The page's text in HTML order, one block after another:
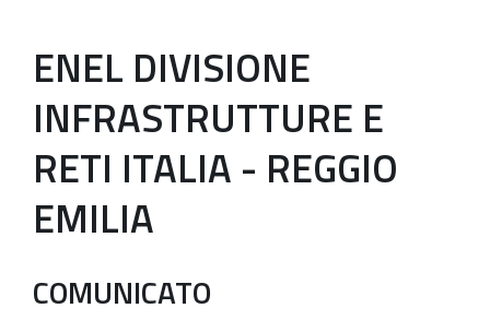
ENEL DIVISIONE
INFRASTRUTTURE E
RETI ITALIA - REGGIO
EMILIA
COMUNICATO